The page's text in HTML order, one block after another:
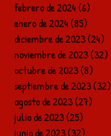
febrero de 2024(6)
enero de 2024(85)
diciembre de 2023(24)
noviembre de 2023(32)
octubre de 2023(8)
septiembre de 2023(32)
agosto de 2023(27)
julio de 2023(25)
junio de 2023(32)